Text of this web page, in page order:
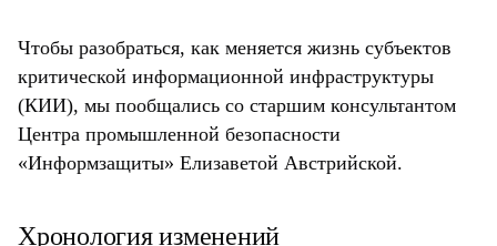
Чтобы разобраться, как меняется жизнь субъектов
критической информационной инфраструктуры
(КИИ), мы пообщались со старшим консультантом
Центра промышленной безопасности
«Информзащиты» Елизаветой Австрийской.
Хронология изменений